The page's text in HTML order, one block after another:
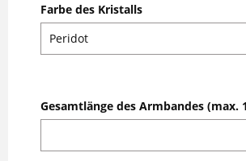
Farbe des Kristalls
Gesamtlänge des Armbandes (max.